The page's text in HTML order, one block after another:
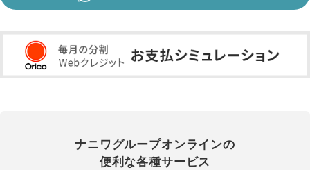
ナニワグループオンラインの
便利な各種サービス